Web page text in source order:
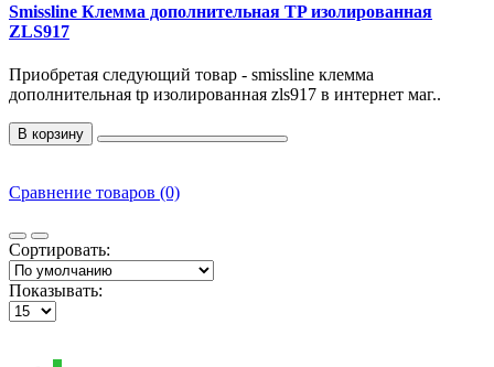
Smissline Клемма дополнительная TP изолированная
ZLS917
Приобретая следующий товар - smissline клемма
дополнительная tp изолированная zls917 в интернет маг..
В корзину
Сравнение товаров (0)
Сортировать:
Показывать: